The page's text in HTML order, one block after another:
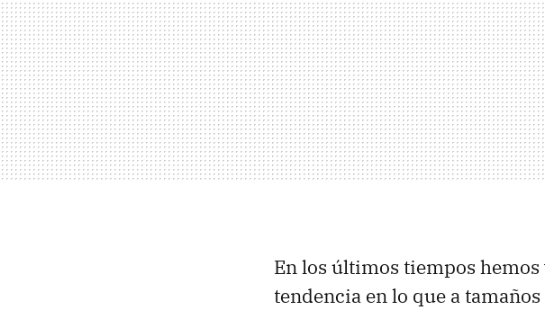
En los últimos tiempos
tendencia en lo que a